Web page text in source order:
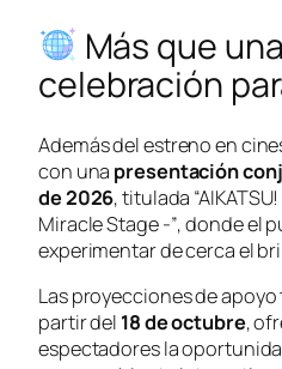
Más que
celebración
Además del estreno en
con una presentación
de 2026, titulada
Miracle Stage -”, donde el
experimentar de cerca el
Las proyecciones de
partir del 18 de octubre,
espectadores la